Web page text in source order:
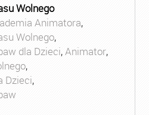
Wolnego
Animatora,
Wolnego,
dla Dzieci,Animator,
,
Dzieci,